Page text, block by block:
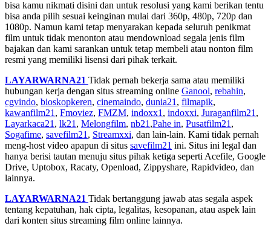
bisa kamu nikmati disini dan untuk resolusi yang kami berikan tentu
bisa anda pilih sesuai keinginan mulai dari 360p, 480p, 720p dan
1080p. Namun kami tetap menyarakan kepada seluruh penikmat
film untuk tidak menonton atau mendownload segala jenis film
bajakan dan kami sarankan untuk tetap membeli atau nonton film
resmi yang memiliki lisensi dari pihak terkait.
LAYARWARNA21 Tidak pernah bekerja sama atau memiliki
hubungan kerja dengan situs streaming online Ganool, rebahin,
cgvindo, bioskopkeren, cinemaindo, dunia21 , filmapik,
kawanfilm21 , Fmoviez, FMZM, indoxx1 , indoxxi, Juraganfilm21 ,
Layarkaca21 , lk21 , Melongfilm, nb21 ,Pahe in, Pusatfilm21 ,
Sogafime, savefilm21 , Streamxxi, dan lain-lain. Kami tidak pernah
meng-host video apapun di situs savefilm21 ini. Situs ini legal dan
hanya berisi tautan menuju situs pihak ketiga seperti Acefile, Google
Drive, Uptobox, Racaty, Openload, Zippyshare, Rapidvideo, dan
lainnya.
LAYARWARNA21 Tidak bertanggung jawab atas segala aspek
tentang kepatuhan, hak cipta, legalitas, kesopanan, atau aspek lain
dari konten situs streaming film online lainnya.